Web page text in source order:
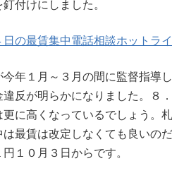
付けにしました。
日の最賃集中電話相談ホットラ
年１月～３月の間に監督指導
反が明らかになりました。８
に高くなっているでしょう。
は最賃は改定しなくても良いの
１０月３日からです。